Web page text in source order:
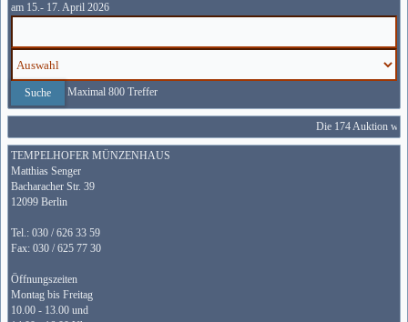
am 15.- 17. April 2026
Maximal 800 Treffer
Die 174 Auktion
TEMPELHOFER MÜNZENHAUS
Matthias Senger
Bacharacher Str. 39
12099 Berlin
Tel.: 030 / 626 33 59
Fax: 030 / 625 77 30
Öffnungszeiten
Montag bis Freitag
10.00 - 13.00 und